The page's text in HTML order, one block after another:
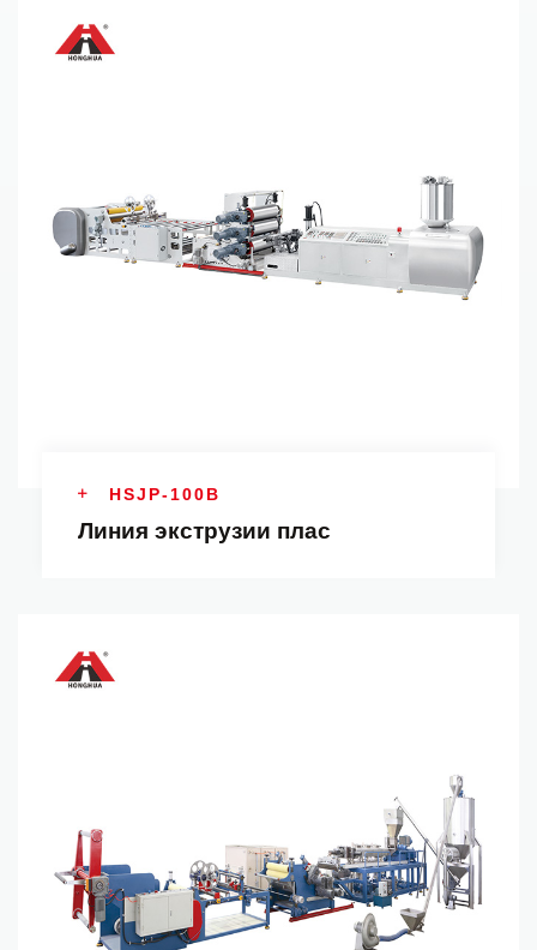
HSJP-100B
Линия экструзии плас